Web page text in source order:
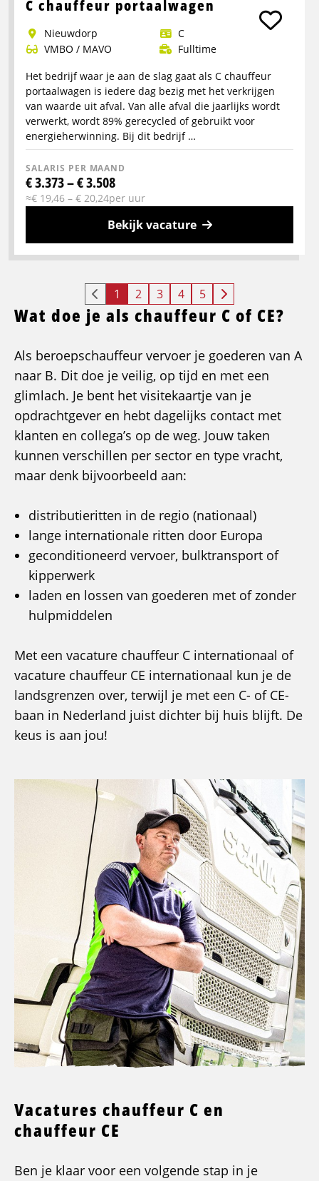
CE
chauffeur
koel
vries
(pallets)
C chauffeur portaalwagen
Nieuwdorp
C
VMBO / MAVO
Fulltime
Het bedrijf waar je aan de slag gaat als C chauffeur
portaalwagen is iedere dag bezig met het verkrijgen
van waarde uit afval. Van alle afval die jaarlijks wordt
verwerkt, wordt 89% gerecycled of gebruikt voor
energieherwinning. Bij dit bedrijf …
SALARIS PER MAAND
€ 3.373 – € 3.508
≈€ 19,46 – € 20,24per uur
Bekijk vacature
Meer
chauffeur
1 2 3 4 5
Wat doe je als chauffeur C of CE?
Als beroepschauffeur vervoer je goederen van A
naar B. Dit doe je veilig, op tijd en met een
glimlach. Je bent het visitekaartje van je
opdrachtgever en hebt dagelijks contact met
klanten en collega’s op de weg. Jouw taken
kunnen verschillen per sector en type vracht,
maar denk bijvoorbeeld aan:
distributieritten in de regio (nationaal)
lange internationale ritten door Europa
geconditioneerd vervoer, bulktransport of
kipperwerk
laden en lossen van goederen met of zonder
hulpmiddelen
Met een vacature chauffeur C internationaal of
vacature chauffeur CE internationaal kun je de
landsgrenzen over, terwijl je met een C- of CE-
baan in Nederland juist dichter bij huis blijft. De
keus is aan jou!
Vacatures chauffeur C en
chauffeur CE
Ben je klaar voor een volgende stap in je